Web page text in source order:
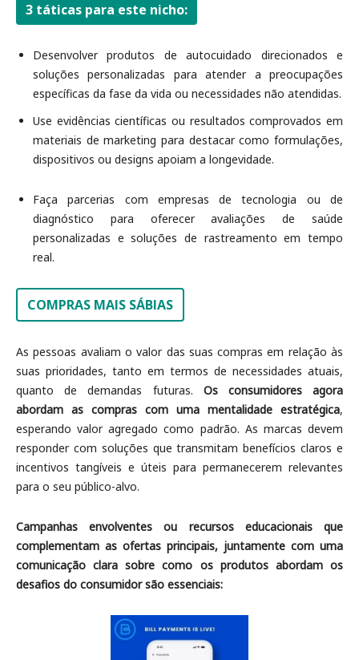
3 táticas para este nicho:
Desenvolver produtos de autocuidado direcionados e
soluções personalizadas para atender a preocupações
específicas da fase da vida ou necessidades não atendidas.
Use evidências científicas ou resultados comprovados em
materiais de marketing para destacar como formulações,
dispositivos ou designs apoiam a longevidade.
Faça parcerias com empresas de tecnologia ou de
diagnóstico para oferecer avaliações de saúde
personalizadas e soluções de rastreamento em tempo
real.
COMPRAS MAIS SÁBIAS
As pessoas avaliam o valor das suas compras em relação às
suas prioridades, tanto em termos de necessidades atuais,
quanto de demandas futuras. Os consumidores agora
abordam as compras com uma mentalidade estratégica,
esperando valor agregado como padrão. As marcas devem
responder com soluções que transmitam benefícios claros e
incentivos tangíveis e úteis para permanecerem relevantes
para o seu público-alvo.
Campanhas envolventes ou recursos educacionais que
complementam as ofertas principais, juntamente com uma
comunicação clara sobre como os produtos abordam os
desafios do consumidor são essenciais: